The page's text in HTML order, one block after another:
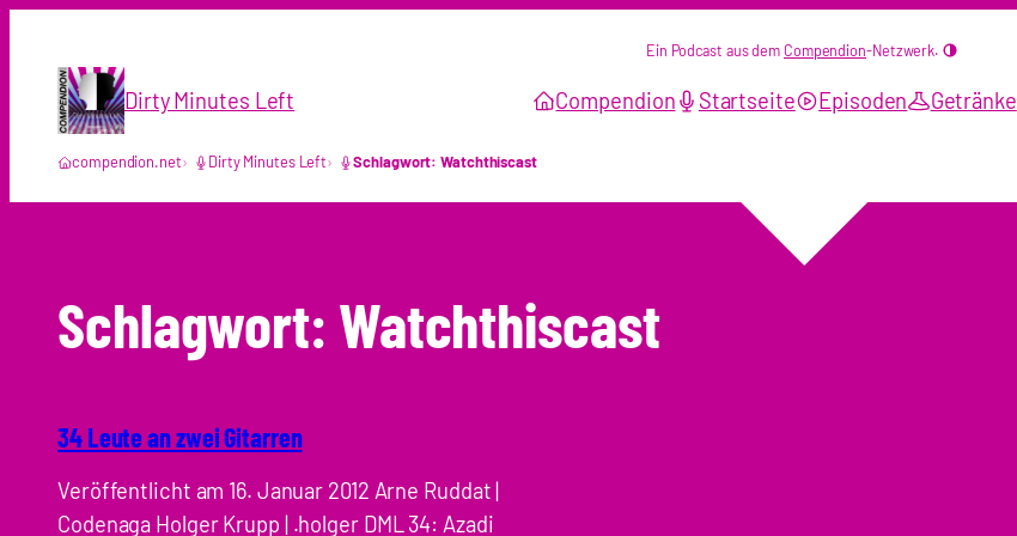
springen
Ein Podcast aus dem Compendion-Netzwerk.
Dirty Minutes Left Compendion Startseite Episoden Getränke
compendion.net Dirty Minutes Left Schlagwort: Watchthiscast
Schlagwort: Watchthiscast
34 Leute an zwei Gitarren
Veröffentlicht am 16. Januar 2012 Arne Ruddat |
Codenaga Holger Krupp | .holger DML 34: Azadi